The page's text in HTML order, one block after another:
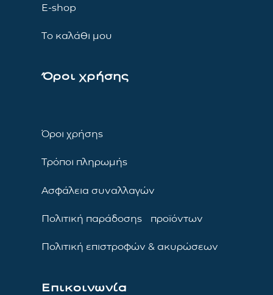
E-shop
Το καλάθι μου
Όροι χρήσης
Όροι χρήσης
Τρόποι πληρωμής
Ασφάλεια συναλλαγών
Πολιτική παράδοσης προϊόντων
Πολιτική επιστροφών & ακυρώσεων
Επικοινωνία